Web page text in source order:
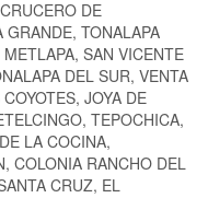
DE
GRANDE, TONALAPA
SAN VICENTE
DEL SUR, VENTA
JOYA DE
TEPOCHICA,
LA COCINA,
COLONIA RANCHO DEL
CRUZ, EL